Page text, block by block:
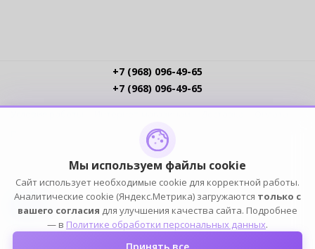
+7 (968) 096-49-65
+7 (968) 096-49-65
Политика обработки ПДн
Публичная оферта
ПОДПИСЫВАЙСЯ
Мы используем файлы cookie
Сайт использует необходимые cookie для корректной работы.
Аналитические cookie (Яндекс.Метрика) загружаются только с
вашего согласия для улучшения качества сайта. Подробнее
— в Политике обработки персональных данных.